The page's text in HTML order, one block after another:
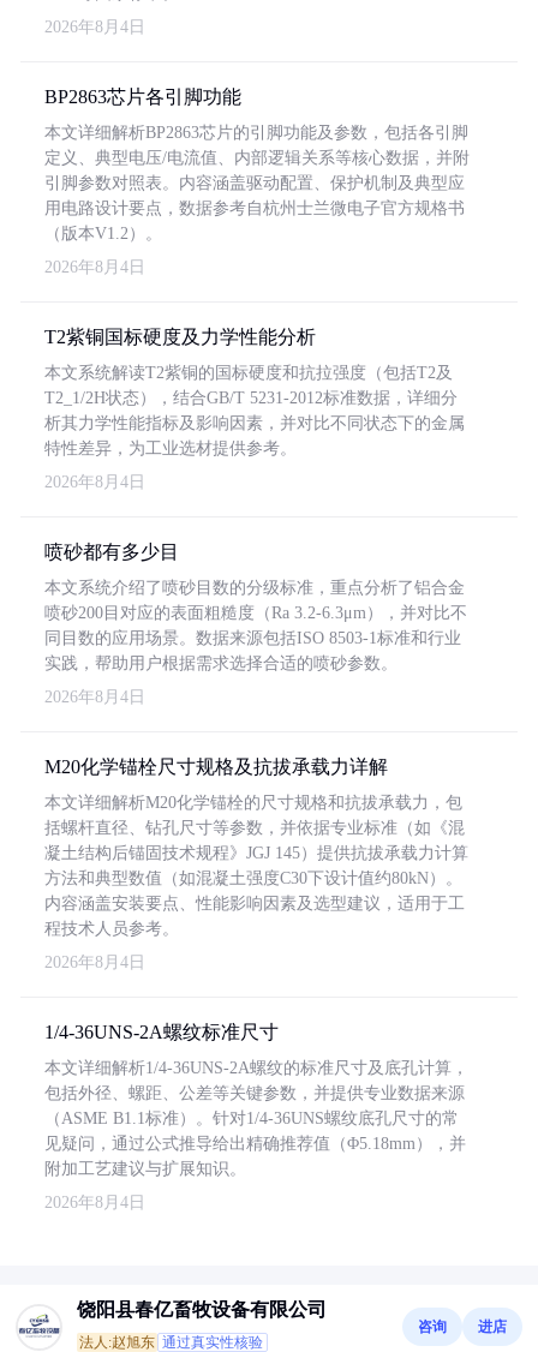
2026年8月4日
BP2863芯片各引脚功能
本文详细解析BP2863芯片的引脚功能及参数，包括各引脚
定义、典型电压/电流值、内部逻辑关系等核心数据，并附
引脚参数对照表。内容涵盖驱动配置、保护机制及典型应
用电路设计要点，数据参考自杭州士兰微电子官方规格书
（版本V1.2）。
2026年8月4日
T2紫铜国标硬度及力学性能分析
本文系统解读T2紫铜的国标硬度和抗拉强度（包括T2及
T2_1/2H状态），结合GB/T 5231-2012标准数据，详细分
析其力学性能指标及影响因素，并对比不同状态下的金属
特性差异，为工业选材提供参考。
2026年8月4日
喷砂都有多少目
本文系统介绍了喷砂目数的分级标准，重点分析了铝合金
喷砂200目对应的表面粗糙度（Ra 3.2-6.3μm），并对比不
同目数的应用场景。数据来源包括ISO 8503-1标准和行业
实践，帮助用户根据需求选择合适的喷砂参数。
2026年8月4日
M20化学锚栓尺寸规格及抗拔承载力详解
本文详细解析M20化学锚栓的尺寸规格和抗拔承载力，包
括螺杆直径、钻孔尺寸等参数，并依据专业标准（如《混
凝土结构后锚固技术规程》JGJ 145）提供抗拔承载力计算
方法和典型数值（如混凝土强度C30下设计值约80kN）。
内容涵盖安装要点、性能影响因素及选型建议，适用于工
程技术人员参考。
2026年8月4日
1/4-36UNS-2A螺纹标准尺寸
本文详细解析1/4-36UNS-2A螺纹的标准尺寸及底孔计算，
包括外径、螺距、公差等关键参数，并提供专业数据来源
（ASME B1.1标准）。针对1/4-36UNS螺纹底孔尺寸的常
见疑问，通过公式推导给出精确推荐值（Φ5.18mm），并
附加工艺建议与扩展知识。
2026年8月4日
饶阳县春亿畜牧设备有限公司
法人:赵旭东 通过真实性核验
咨询 进店